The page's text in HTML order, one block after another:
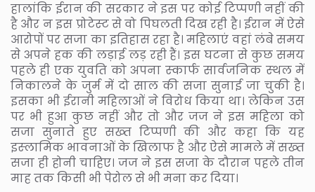
हालांकि ईरान की सरकार ने इस पर कोई टिप्‍पणी नहीं की
है और न इस प्रोटेस्‍ट से वो पिघलती दिख रही है। ईरान में ऐसे
आरोपों पर सजा का इतिहास रहा है। महिलाएं वहां लंबे समय
से अपने हक की लड़ाई लड़ रही हैं। इस घटना से कुछ समय
पहले ही एक युवति को अपना स्‍कार्फ सार्वजनिक स्‍थल में
निकालने के जुर्म में दो साल की सजा सुनाई जा चुकी है।
इसका भी ईरानी महिलाओं ने विरोध किया था। लेकिन उस
पर भी हुआ कुछ नहीं और तो और जज ने इस महिला को
सजा सुनाते हुए सख्‍त टिप्‍पणी की और कहा कि यह
इस्‍लामिक भावनाओं के खिलाफ है और ऐसे मामले में सख्‍त
सजा ही होनी चाहिए। जज ने इस सजा के दौरान पहले तीन
माह तक किसी भी पेरोल से भी मना कर दिया।